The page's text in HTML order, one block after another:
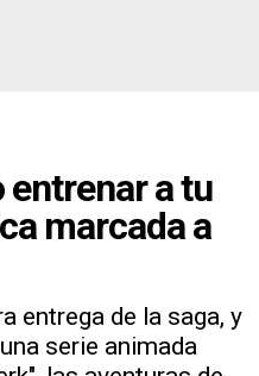
entrenar a tu
marcada a
entrega de la saga, y
serie animada